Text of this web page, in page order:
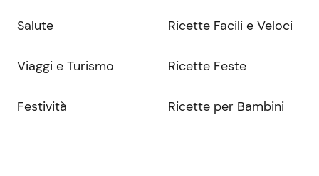
Salute
Viaggi e Turismo
Festività
Ricette Facili e Veloci
Ricette Feste
Ricette per Bambini